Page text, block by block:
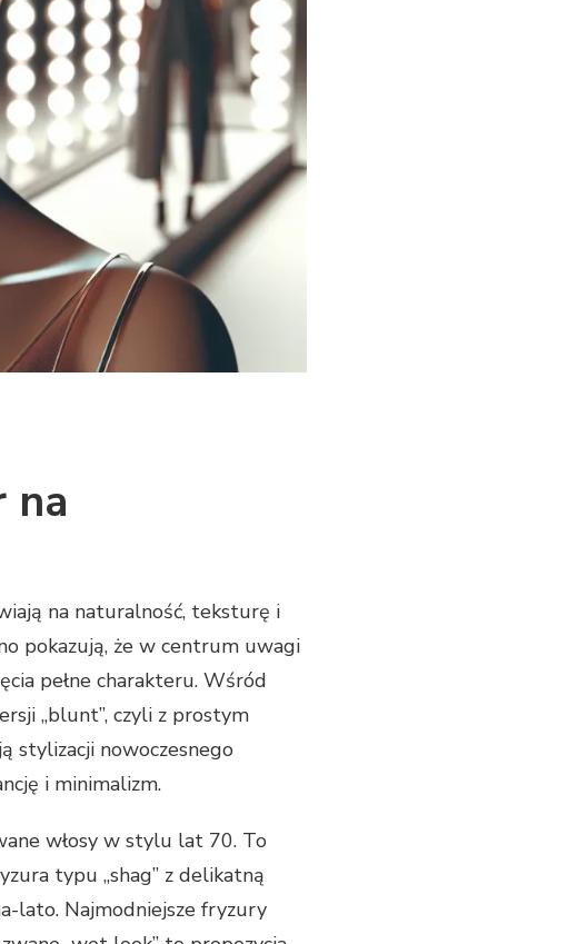
na
na naturalność, teksturę i
pokazują, że w centrum uwagi
pełne charakteru. Wśród
„blunt”, czyli z prostym
stylizacji nowoczesnego
i minimalizm.
włosy w stylu lat 70. To
typu „shag” z delikatną
lato. Najmodniejsze fryzury